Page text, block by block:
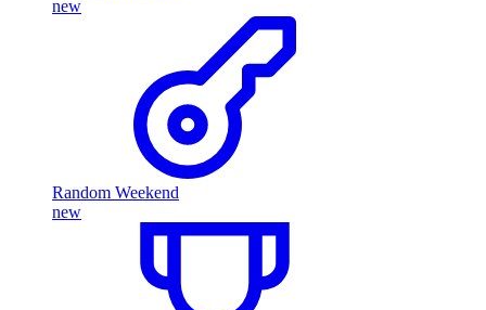
new
Random Weekend
new